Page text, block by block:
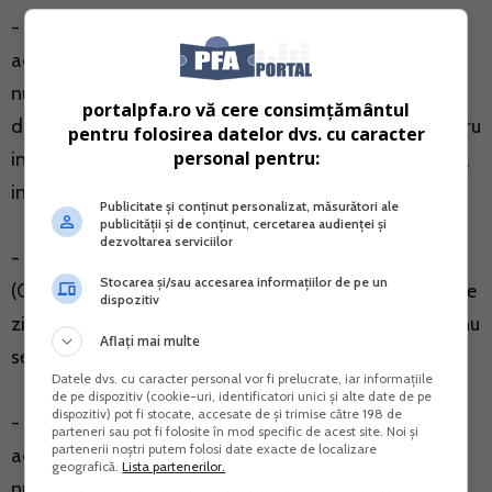
- persoanele fizice beneficiare ale indemnizatiilor
acordate in baza art. XV din O.U.G. nr. 30/2020 care
nu au obligatia asigurarii in sistemul public de pensii,
datoreaza contributia de asigurari sociale (CAS) pentru
indemnizatiile respective la sistemul propriu de pensii,
in cotele prevazute de Codul fiscal.
- pentru indemnizatiile acordate in baza legislatiei
(OUG 132/2020, OUG 147/2020) privind acordarea de
zile libere parintilor in vederea supravegherii copiilor, nu
se acorda facilitati fiscale.
- persoanele fizice beneficiare ale indemnizatiilor
acordate potrivit prevederilor art. XI si XV din O.U.G.
portalpfa.ro vă cere consimțământul
pentru folosirea datelor dvs. cu caracter
personal pentru:
Publicitate și conținut personalizat, măsurători ale
publicității și de conținut, cercetarea audienței și
dezvoltarea serviciilor
Stocarea și/sau accesarea informațiilor de pe un
dispozitiv
Aflați mai multe
Datele dvs. cu caracter personal vor fi prelucrate, iar informațiile
de pe dispozitiv (cookie-uri, identificatori unici și alte date de pe
dispozitiv) pot fi stocate, accesate de și trimise către 198 de
parteneri sau pot fi folosite în mod specific de acest site. Noi și
partenerii noștri putem folosi date exacte de localizare
geografică.Lista partenerilor.